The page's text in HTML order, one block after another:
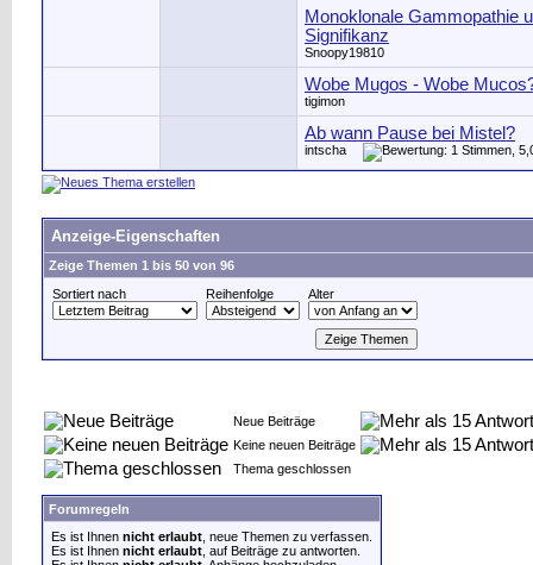
Monoklonale Gammopathie
Signifikanz
Snoopy19810
Wobe Mugos - Wobe
tigimon
Ab wann Pause bei Mistel?
intscha
Anzeige-Eigenschaften
Zeige Themen 1 bis 50 von 96
Sortiert nach
Reihenfolge Alter
Neue Beiträge
Keine neuen Beiträge
Thema geschlossen
Forumregeln
Es ist Ihnen nicht erlaubt , neue Themen zu verfassen.
Es ist Ihnen nicht erlaubt , auf Beiträge zu antworten.